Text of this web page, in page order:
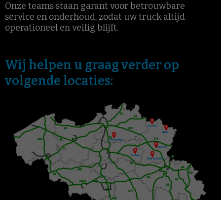
Onze teams staan garant voor betrouwbare
service en onderhoud, zodat uw truck altijd
operationeel en veilig blijft.
Wij helpen u graag verder op
volgende locaties: